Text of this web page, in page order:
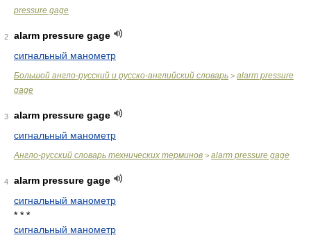
pressure gage
2
alarm pressure gage
сигнальный манометр
Большой англо-русский и русско-английский словарь > alarm pressure
gage
3
alarm pressure gage
сигнальный манометр
Англо-русский словарь технических терминов > alarm pressure gage
4
alarm pressure gage
сигнальный манометр
* * *
сигнальный манометр